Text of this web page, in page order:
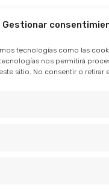
Gestionar
tecnologías como las
nos permitirá
sitio. No consentir o